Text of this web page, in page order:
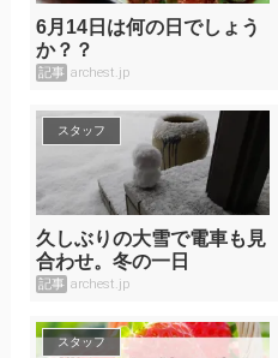
6月14日は何の日でしょう
か？？
記事 archest.jp
スタッフ
久しぶりの大雪で電車も見
合わせ。冬の一日
記事 archest.jp
スタッフ